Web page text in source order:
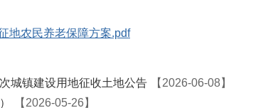
地农民养老保障方案.pdf
城镇建设用地征收土地公告
【2026-06-08】
【2026-05-26】